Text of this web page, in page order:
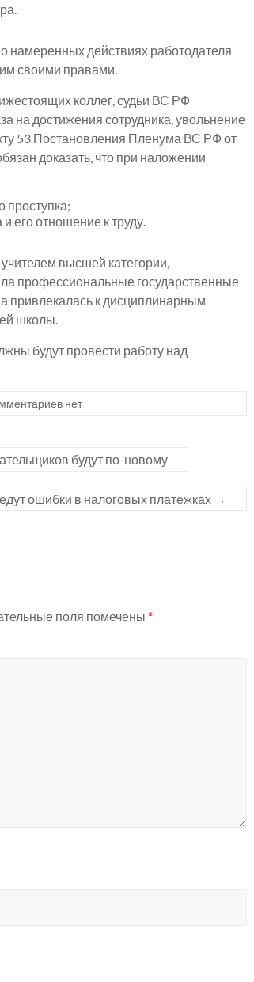
намеренных действиях работодателя
своими правами.
коллег, судьи ВС РФ
на достижения сотрудника, увольнение
53 Постановления Пленума ВС РФ от
доказать, что при наложении
проступка;
его отношение к труду.
высшей категории,
профессиональные государственные
привлекалась к дисциплинарным
школы.
будут провести работу над
нет
будут по-новому
ошибки в налоговых платежках →
поля помечены *